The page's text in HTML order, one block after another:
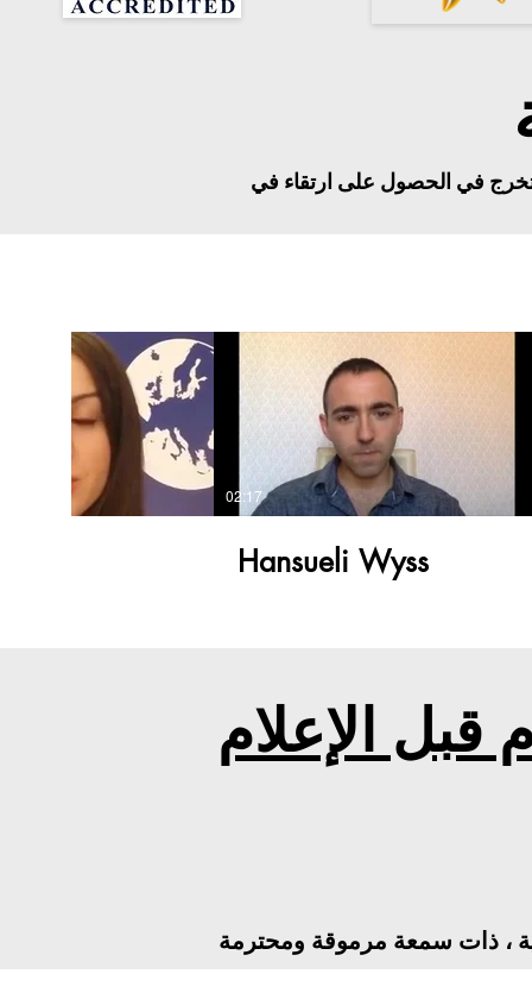
في الحصول على ارتقاء في
02:17
Hansueli Wyss
قبل الإعلام
، ذات سمعة مرموقة ومحترمة